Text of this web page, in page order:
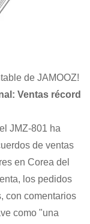
de JAMOOZ!
Ventas récord
JMZ-801 ha
de ventas
en Corea del
los pedidos
con comentarios
como "una